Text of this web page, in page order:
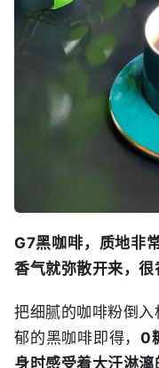
G7黑咖啡，质地非
香气就弥散开来，很
把细腻的咖啡粉倒
郁的黑咖啡即得，0
身时感受着大汗淋